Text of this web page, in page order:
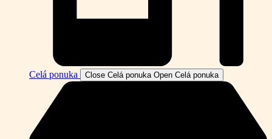
Celá ponuka Close Celá ponuka Open Celá ponuka